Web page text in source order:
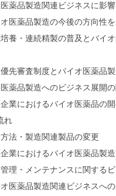
品製造関連ビジネスに影響
薬品製造の今後の方向性を
・連続精製の普及とバイオ
審査制度とバイオ医薬品製
品製造へのビジネス展開の
におけるバイオ医薬品の開
れ
・製造関連製品の変更
におけるバイオ医薬品製造
・メンテナンスに関するビ
薬品製造関連ビジネスへの